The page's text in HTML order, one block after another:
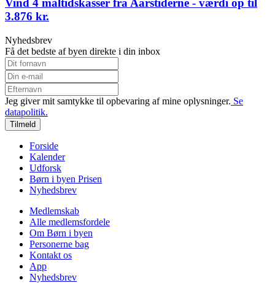
Vind 4 måltidskasser fra Aarstiderne - værdi op til
3.876 kr.
Nyhedsbrev
Få det bedste af byen direkte i din inbox
Jeg giver mit samtykke til opbevaring af mine oplysninger. Se
datapolitik.
Tilmeld
Forside
Kalender
Udforsk
Børn i byen Prisen
Nyhedsbrev
Medlemskab
Alle medlemsfordele
Om Børn i byen
Personerne bag
Kontakt os
App
Nyhedsbrev